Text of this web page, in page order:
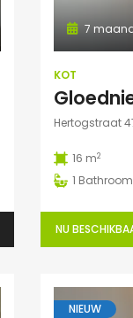
7
KOT
Hertogstraat
16 m2
1 Bathroom
NU
NIEUW